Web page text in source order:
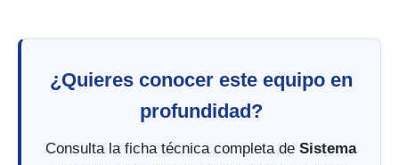
¿Quieres conocer este equipo en
profundidad?
Consulta la ficha técnica completa de Sistema